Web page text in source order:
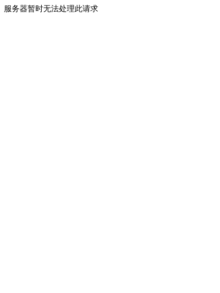
服务器暂时无法处理此请求